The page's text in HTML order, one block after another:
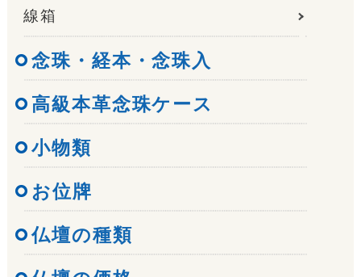
線箱
念珠・経本・念珠入
高級本革念珠ケース
小物類
お位牌
仏壇の種類